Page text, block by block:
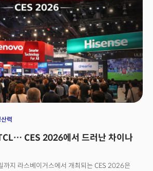
, 어떤 제품 하나가 아니라 세계가 작동하는 방식
이었습니다.CES에서 본 AI는 이제 모든 산업이
환경이 됐습니다. 헬스케어, 자동차, 제조, 에너지,
도 공통된 질문은 "AI를 전제로 이 산업을 어떻게
다. 흥미로운 건, 산업은 달라도 내부 구조는 점점
. 데이터, 소프트웨어, 하드웨어, 운영, 그리고 사람의
묶이는 구조. 서로 다른 산업들이 하나의 언어로
에서 분명히 목격했습니다. 더밀크가
트렌드는 바로 'AI 컨버전스(The Great AI
우리는 이런 질문을 던져야 합니다. AI를 전제로
력
CES 2026에서 드러난 차이나
지 라스베이거스에서 개최되는 CES 2026은